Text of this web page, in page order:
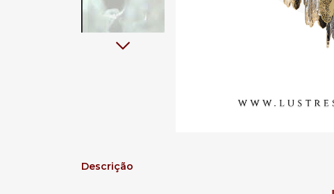
Descrição